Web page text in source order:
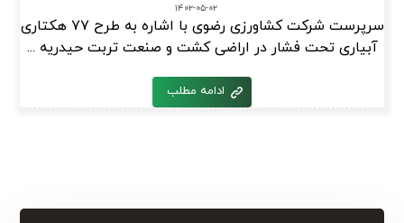
۱۴۰۲-۰۵-۰۲
سرپرست شرکت کشاورزی رضوی با اشاره به طرح ۷۷ هکتاری
آبیاری تحت فشار در اراضی کشت و صنعت تربت حیدریه ...
ادامه مطلب